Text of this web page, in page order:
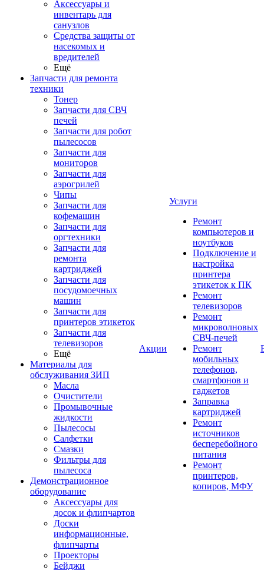
Аксессуары и
инвентарь для
санузлов
Средства защиты от
насекомых и
вредителей
Ещё
Запчасти для ремонта
техники
Тонер
Запчасти для СВЧ
печей
Запчасти для робот
пылесосов
Запчасти для
мониторов
Запчасти для
аэрогрилей
Чипы
Запчасти для
кофемашин
Запчасти для
оргтехники
Запчасти для
ремонта
картриджей
Запчасти для
посудомоечных
машин
Запчасти для
принтеров этикеток
Запчасти для
телевизоров
Ещё
Материалы для
обслуживания ЗИП
Масла
Очистители
Промывочные
жидкости
Пылесосы
Салфетки
Смазки
Фильтры для
пылесоса
Демонстрационное
оборудование
Аксессуары для
досок и флипчартов
Доски
информационные,
флипчарты
Проекторы
Бейджи
Акции
Услуги
Ремонт
компьютеров и
ноутбуков
Подключение и
настройка
принтера
этикеток к ПК
Ремонт
телевизоров
Ремонт
микроволновых
СВЧ-печей
Ремонт
мобильных
телефонов,
смартфонов и
гаджетов
Заправка
картриджей
Ремонт
источников
бесперебойного
питания
Ремонт
принтеров,
копиров, МФУ